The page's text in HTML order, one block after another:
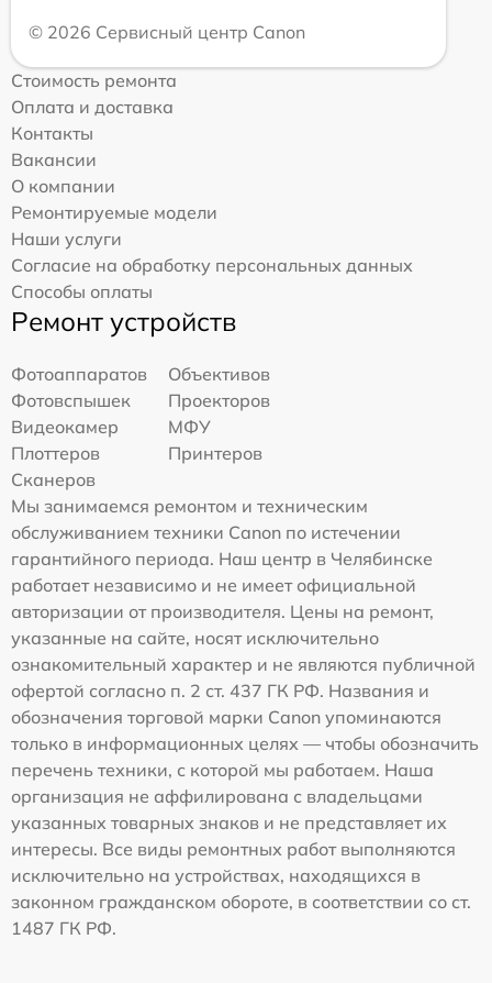
© 2026 Сервисный центр Canon
Стоимость ремонта
Оплата и доставка
Контакты
Вакансии
О компании
Ремонтируемые модели
Наши услуги
Согласие на обработку персональных данных
Способы оплаты
Ремонт устройств
Фотоаппаратов
Объективов
Фотовспышек
Проекторов
Видеокамер
МФУ
Плоттеров
Принтеров
Сканеров
Мы занимаемся ремонтом и техническим
обслуживанием техники Canon по истечении
гарантийного периода. Наш центр в Челябинске
работает независимо и не имеет официальной
авторизации от производителя. Цены на ремонт,
указанные на сайте, носят исключительно
ознакомительный характер и не являются публичной
офертой согласно п. 2 ст. 437 ГК РФ. Названия и
обозначения торговой марки Canon упоминаются
только в информационных целях — чтобы обозначить
перечень техники, с которой мы работаем. Наша
организация не аффилирована с владельцами
указанных товарных знаков и не представляет их
интересы. Все виды ремонтных работ выполняются
исключительно на устройствах, находящихся в
законном гражданском обороте, в соответствии со ст.
1487 ГК РФ.